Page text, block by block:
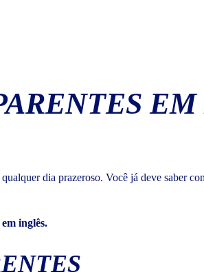
dia prazeroso. Você já deve saber
inglês.